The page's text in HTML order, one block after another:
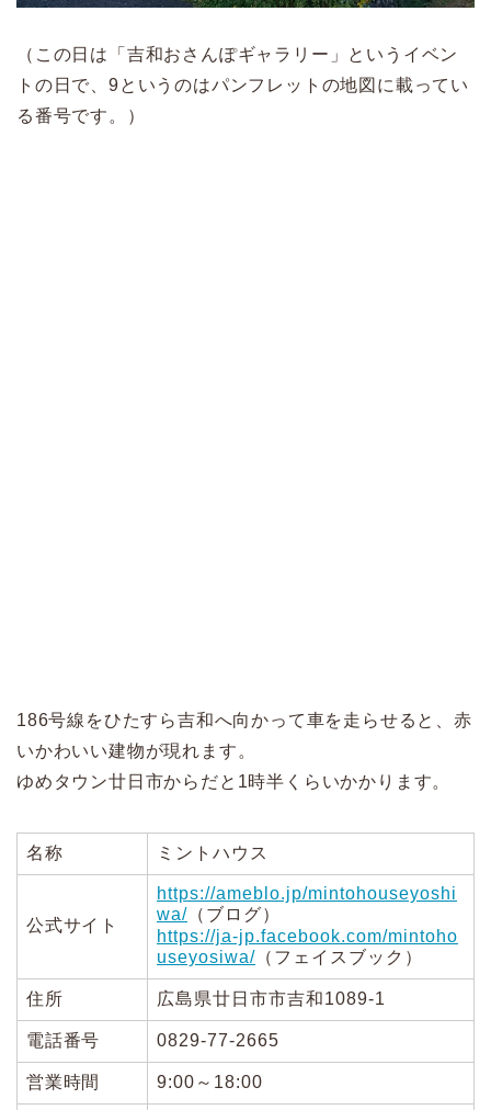
（この日は「吉和おさんぽギャラリー」というイベン
トの日で、9というのはパンフレットの地図に載ってい
る番号です。）
186号線をひたすら吉和へ向かって車を走らせると、赤
いかわいい建物が現れます。
ゆめタウン廿日市からだと1時半くらいかかります。
名称 ミントハウス
公式サイト
https://ameblo.jp/mintohouseyoshi
wa/ （ブログ）
https://ja-jp.facebook.com/mintoho
useyosiwa/ （フェイスブック）
住所 広島県廿日市市吉和1089-1
電話番号 0829-77-2665
営業時間 9:00～18:00